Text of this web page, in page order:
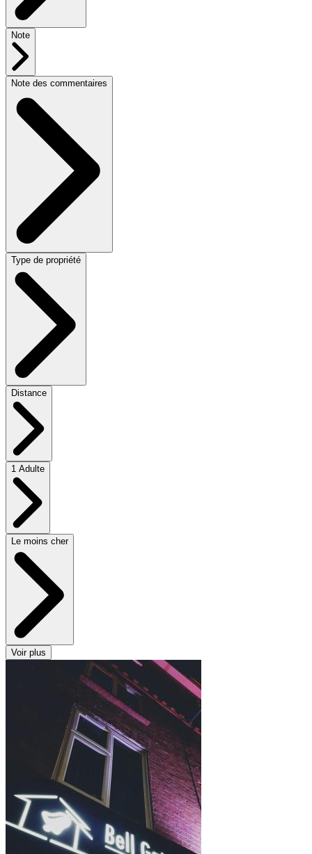
Note
Note des commentaires
Type de propriété
Distance
1 Adulte
Le moins cher
Voir plus